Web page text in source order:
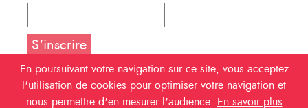
NOUS SUIVRE
En poursuivant votre navigation sur ce site, vous acceptez
l'utilisation de cookies pour optimiser votre navigation et
nous permettre d'en mesurer l'audience.
En savoir plus